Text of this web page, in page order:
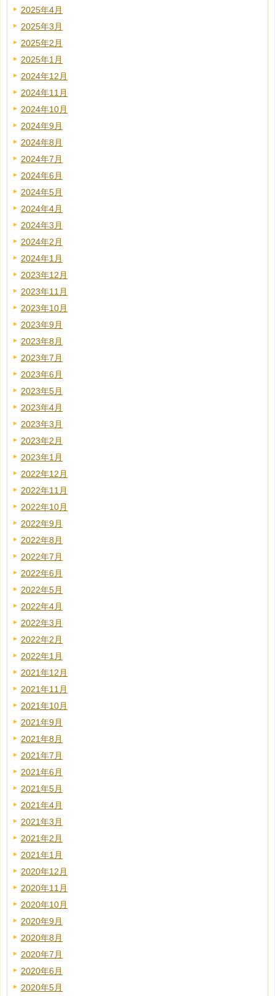
2025年4月
2025年3月
2025年2月
2025年1月
2024年12月
2024年11月
2024年10月
2024年9月
2024年8月
2024年7月
2024年6月
2024年5月
2024年4月
2024年3月
2024年2月
2024年1月
2023年12月
2023年11月
2023年10月
2023年9月
2023年8月
2023年7月
2023年6月
2023年5月
2023年4月
2023年3月
2023年2月
2023年1月
2022年12月
2022年11月
2022年10月
2022年9月
2022年8月
2022年7月
2022年6月
2022年5月
2022年4月
2022年3月
2022年2月
2022年1月
2021年12月
2021年11月
2021年10月
2021年9月
2021年8月
2021年7月
2021年6月
2021年5月
2021年4月
2021年3月
2021年2月
2021年1月
2020年12月
2020年11月
2020年10月
2020年9月
2020年8月
2020年7月
2020年6月
2020年5月